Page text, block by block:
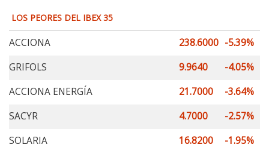
LOS PEORES DEL IBEX 35
ACCIONA 238.6000 -5.39%
GRIFOLS
9.9640
-4.05%
ACCIONA ENERGÍA
21.7000
-3.64%
SACYR
4.7000
-2.57%
SOLARIA
16.8200 -1.95%